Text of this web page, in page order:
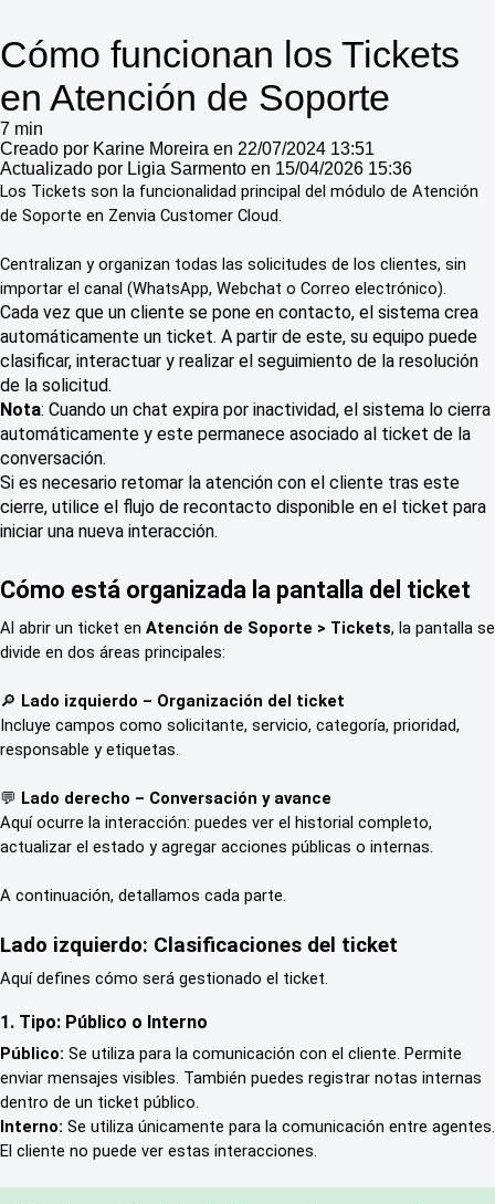
Cómo funcionan los Tickets
en Atención de Soporte
7 min
Creado por Karine Moreira en 22/07/2024 13:51
Actualizado por Ligia Sarmento en 15/04/2026 15:36
Los Tickets son la funcionalidad principal del módulo de Atención
de Soporte en Zenvia Customer Cloud.
Centralizan y organizan todas las solicitudes de los clientes, sin
importar el canal (WhatsApp, Webchat o Correo electrónico).
Cada vez que un cliente se pone en contacto, el sistema crea
automáticamente un ticket. A partir de este, su equipo puede
clasificar, interactuar y realizar el seguimiento de la resolución
de la solicitud.
Nota: Cuando un chat expira por inactividad, el sistema lo cierra
automáticamente y este permanece asociado al ticket de la
conversación.
Si es necesario retomar la atención con el cliente tras este
cierre, utilice el flujo de recontacto disponible en el ticket para
iniciar una nueva interacción.
Cómo está organizada la pantalla del ticket
Al abrir un ticket en Atención de Soporte > Tickets, la pantalla se
divide en dos áreas principales:
🔎 Lado izquierdo – Organización del ticket
Incluye campos como solicitante, servicio, categoría, prioridad,
responsable y etiquetas.
💬 Lado derecho – Conversación y avance
Aquí ocurre la interacción: puedes ver el historial completo,
actualizar el estado y agregar acciones públicas o internas.
A continuación, detallamos cada parte.
Lado izquierdo: Clasificaciones del ticket
Aquí defines cómo será gestionado el ticket.
1. Tipo: Público o Interno
Público: Se utiliza para la comunicación con el cliente. Permite
enviar mensajes visibles. También puedes registrar notas internas
dentro de un ticket público.
Interno: Se utiliza únicamente para la comunicación entre agentes.
El cliente no puede ver estas interacciones.